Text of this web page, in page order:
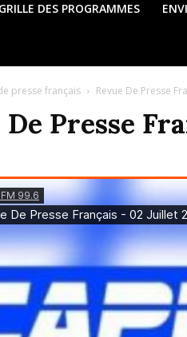
GRILLE DES PROGRAMMES
presse français Revue De Presse
De Presse